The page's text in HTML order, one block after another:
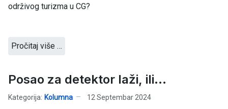
održivog turizma u CG?
Pročitaj više …
Posao za detektor laži, ili...
Kategorija: Kolumna 12 Septembar 2024